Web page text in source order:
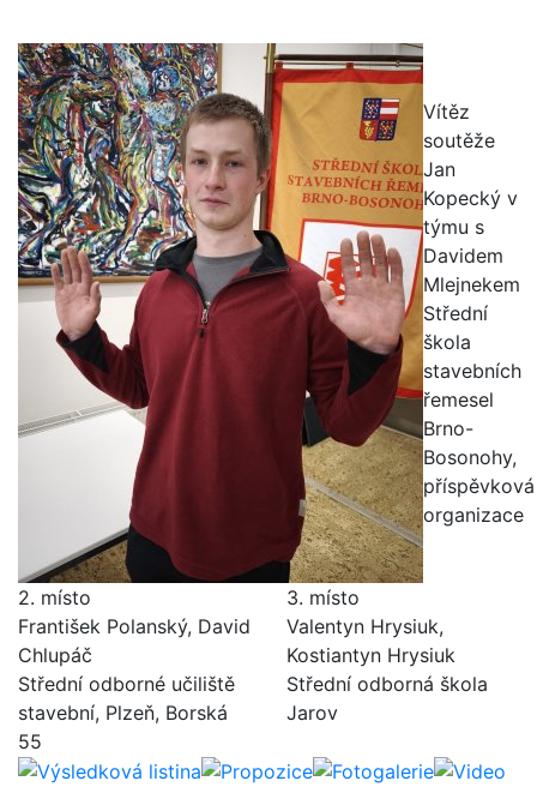
Vítěz
soutěže
Jan
Kopecký v
týmu s
Davidem
Mlejnekem
Střední
škola
stavebních
řemesel
Brno-
Bosonohy,
příspěvková
organizace
2. místo
František Polanský, David
Chlupáč
Střední odborné učiliště
stavební, Plzeň, Borská
55
3. místo
Valentyn Hrysiuk,
Kostiantyn Hrysiuk
Střední odborná škola
Jarov